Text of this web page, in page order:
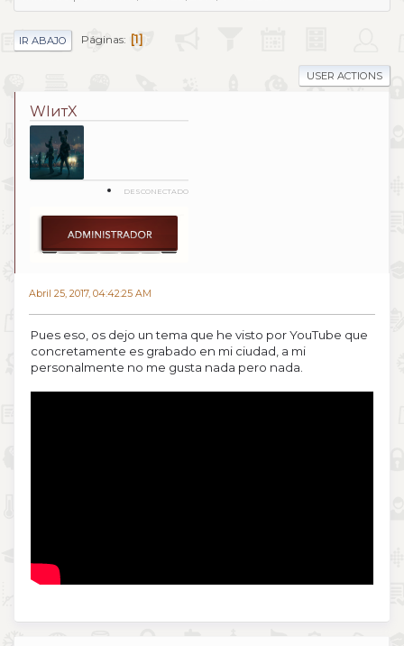
IR ABAJO Páginas 1
USER ACTIONS
WIитX
DESCONECTADO
Abril 25, 2017, 04:42:25 AM
Pues eso, os dejo un tema que he visto por YouTube que
concretamente es grabado en mi ciudad, a mi
personalmente no me gusta nada pero nada.